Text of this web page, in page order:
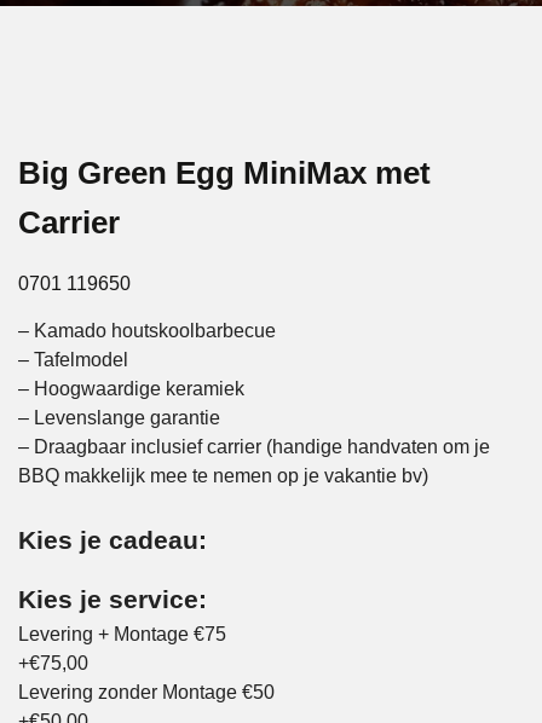
Big Green Egg MiniMax met
Carrier
0701 119650
– Kamado houtskoolbarbecue
– Tafelmodel
– Hoogwaardige keramiek
– Levenslange garantie
– Draagbaar inclusief carrier (handige handvaten om je
BBQ makkelijk mee te nemen op je vakantie bv)
Kies je cadeau:
Kies je service:
Levering + Montage €75
+€75,00
Levering zonder Montage €50